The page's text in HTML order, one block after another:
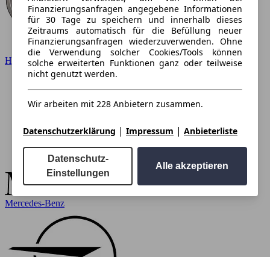
Hyundai
Mercedes-Benz
Finanzierungsanfragen angegebene Informationen
für 30 Tage zu speichern und innerhalb dieses
Zeitraums automatisch für die Befüllung neuer
Finanzierungsanfragen wiederzuverwenden. Ohne
die Verwendung solcher Cookies/Tools können
solche erweiterten Funktionen ganz oder teilweise
nicht genutzt werden.
Wir arbeiten mit 228 Anbietern zusammen.
Datenschutzerklärung | Impressum | Anbieterliste
Datenschutz-
Einstellungen
Alle akzeptieren